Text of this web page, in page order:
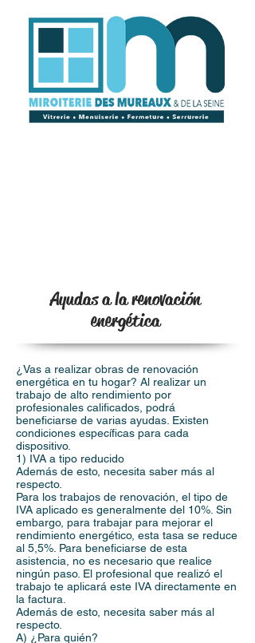
Ayudas a la renovación
energética
¿Vas a realizar obras de renovación
energética en tu hogar? Al realizar un
trabajo de alto rendimiento por
profesionales calificados, podrá
beneficiarse de varias ayudas. Existen
condiciones específicas para cada
dispositivo.
1) IVA a tipo reducido
Además de esto, necesita saber más al
respecto.
Para los trabajos de renovación, el tipo de
IVA aplicado es generalmente del 10%. Sin
embargo, para trabajar para mejorar el
rendimiento energético, esta tasa se reduce
al 5,5%. Para beneficiarse de esta
asistencia, no es necesario que realice
ningún paso. El profesional que realizó el
trabajo te aplicará este IVA directamente en
la factura.
Además de esto, necesita saber más al
respecto.
A) ¿Para quién?